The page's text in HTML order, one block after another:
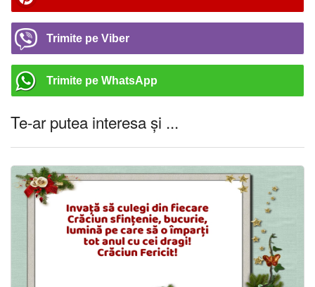
Trimite pe Viber
Trimite pe WhatsApp
Te-ar putea interesa și ...